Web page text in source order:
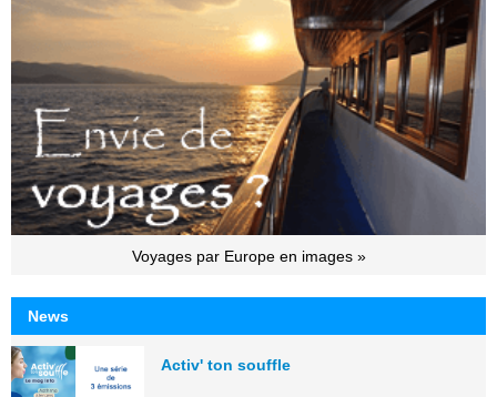
Voyages par Europe en images »
News
Activ' ton souffle